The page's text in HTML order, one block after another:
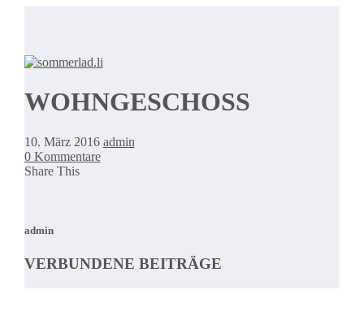
WOHNGESCHOSS
10. März 2016 admin
0 Kommentare
Share This
admin
VERBUNDENE BEITRÄGE